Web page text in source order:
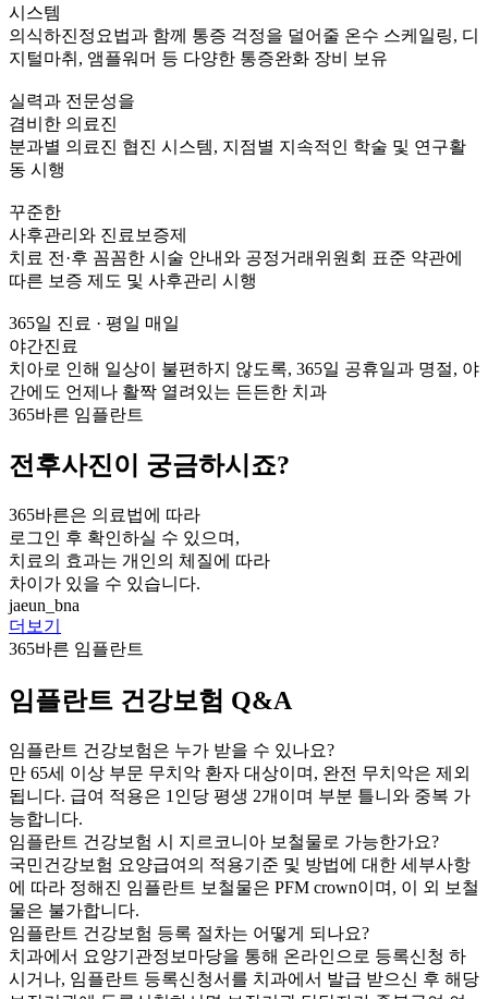
시스템
의식하진정요법과 함께 통증 걱정을 덜어줄 온수 스케일링, 디
지털마취, 앰플워머 등 다양한 통증완화 장비 보유
실력과 전문성을
겸비한 의료진
분과별 의료진 협진 시스템, 지점별 지속적인 학술 및 연구활
동 시행
꾸준한
사후관리와 진료보증제
치료 전·후 꼼꼼한 시술 안내와 공정거래위원회 표준 약관에
따른 보증 제도 및 사후관리 시행
365일 진료 · 평일 매일
야간진료
치아로 인해 일상이 불편하지 않도록, 365일 공휴일과 명절, 야
간에도 언제나 활짝 열려있는 든든한 치과
365바른 임플란트
전후사진이 궁금하시죠?
365바른은 의료법에 따라
로그인 후 확인하실 수 있으며,
치료의 효과는 개인의 체질에 따라
차이가 있을 수 있습니다.
jaeun_bna
더보기
365바른 임플란트
임플란트 건강보험 Q&A
임플란트 건강보험은 누가 받을 수 있나요?
만 65세 이상 부문 무치악 환자 대상이며, 완전 무치악은 제외
됩니다. 급여 적용은 1인당 평생 2개이며 부분 틀니와 중복 가
능합니다.
임플란트 건강보험 시 지르코니아 보철물로 가능한가요?
국민건강보험 요양급여의 적용기준 및 방법에 대한 세부사항
에 따라 정해진 임플란트 보철물은 PFM crown이며, 이 외 보철
물은 불가합니다.
임플란트 건강보험 등록 절차는 어떻게 되나요?
치과에서 요양기관정보마당을 통해 온라인으로 등록신청 하
시거나, 임플란트 등록신청서를 치과에서 발급 받으신 후 해당